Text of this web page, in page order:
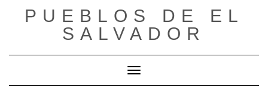
PUEBLOS DE EL
SALVADOR
Cambiar modo de navegación